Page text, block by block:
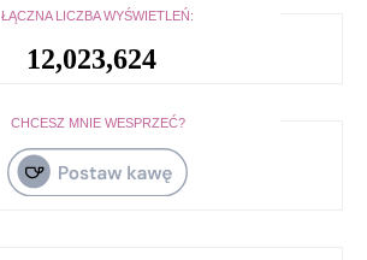
ŁĄCZNA LICZBA WYŚWIETLEŃ:
12,023,624
CHCESZ MNIE WESPRZEĆ?